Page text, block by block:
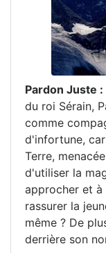
Pardon Juste :
du roi Sérain,
comme
d'infortune,
Terre,
d'utiliser la
approcher et
rassurer la
même ? De
derrière son